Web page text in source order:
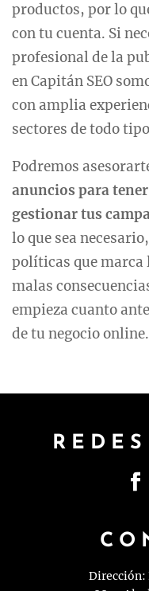
productos, por lo
con tu cuenta. Si
profesional de la
en Capitán SEO
con amplia
sectores de todo
Podremos
anuncios para
gestionar tus
lo que sea
políticas que
malas
empieza cuanto
de tu negocio online.
Dirección: